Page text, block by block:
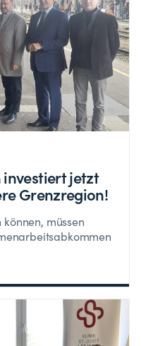
investiert jetzt
Grenzregion!
müssen